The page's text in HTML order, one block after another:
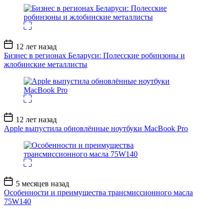
Дата
записи
12 лет назад
Бизнес в регионах Беларуси: Полесские робинзоны и
жлобинские металлисты
Дата
записи
12 лет назад
Apple выпустила обновлённые ноутбуки MacBook Pro
Дата
записи
5 месяцев назад
Особенности и преимущества трансмиссионного масла
75W140